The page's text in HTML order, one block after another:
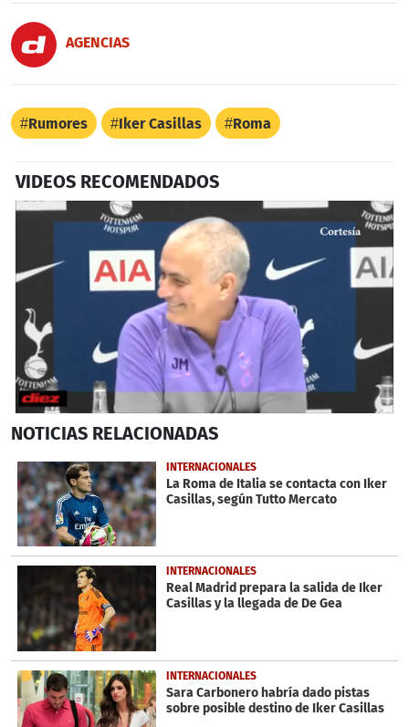
AGENCIAS
Rumores Iker Casillas Roma
VIDEOS RECOMENDADOS
seconds
2
minutes,
25
seconds
NOTICIAS RELACIONADAS
INTERNACIONALES
La Roma de Italia se contacta con Iker
Casillas, según Tutto Mercato
INTERNACIONALES
Real Madrid prepara la salida de Iker
Casillas y la llegada de De Gea
INTERNACIONALES
Sara Carbonero habría dado pistas
sobre posible destino de Iker Casillas